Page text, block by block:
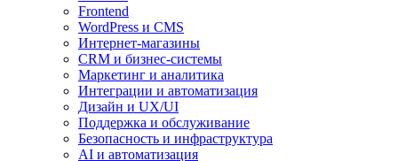
Frontend
WordPress и CMS
Интернет-магазины
CRM и бизнес-системы
Маркетинг и аналитика
Интеграции и автоматизация
Дизайн и UX/UI
Поддержка и обслуживание
Безопасность и инфраструктура
AI и автоматизация